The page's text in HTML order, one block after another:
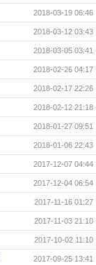
2018-03-19 06:46
2018-03-12 03:43
2018-03-05 03:41
2018-02-26 04:17
2018-02-17 22:26
2018-02-12 21:18
2018-01-27 09:51
2018-01-06 22:43
2017-12-07 04:44
2017-12-04 06:54
2017-11-16 01:27
2017-11-03 21:10
2017-10-02 11:10
2017-09-25 13:41